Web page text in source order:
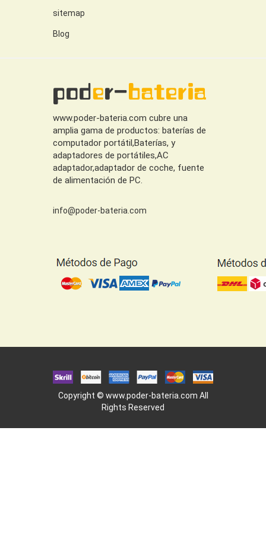
sitemap
Blog
www.poder-bateria.com cubre una
amplia gama de productos: baterías de
computador portátil,Baterías, y
adaptadores de portátiles,AC
adaptador,adaptador de coche, fuente
de alimentación de PC.
info@poder-bateria.com
Copyright © www.poder-bateria.com All
Rights Reserved